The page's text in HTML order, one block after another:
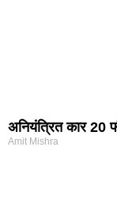
अनियंत्रित कार 20
Amit Mishra